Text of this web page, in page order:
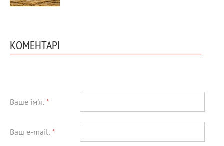
КОМЕНТАРІ
Ваше ім'я: *
Ваш e-mail: *